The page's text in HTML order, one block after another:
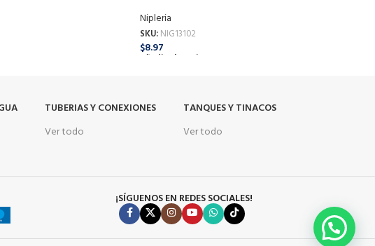
Nipleria
SKU: NIG13102
$8.97
Añadir Al Carrito
TUBERIAS Y CONEXIONES
Ver todo
TANQUES Y TINACOS
Ver todo
¡SÍGUENOS EN REDES SOCIALES!